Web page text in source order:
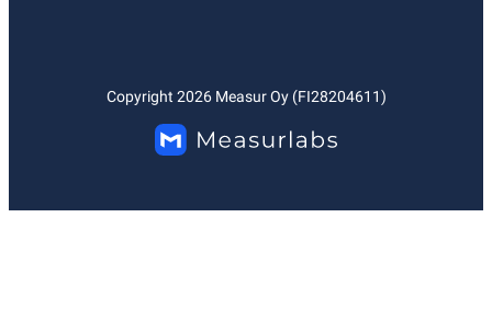
Copyright 2026Measur Oy (FI28204611)